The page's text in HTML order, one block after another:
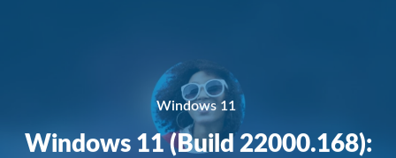
Windows 11
Windows 11 (Build 22000.168):